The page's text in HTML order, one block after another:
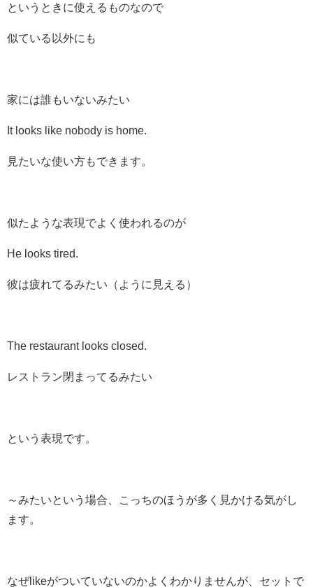
というときに使えるものなので
似ている以外にも
家には誰もいないみたい
It looks like nobody is home.
見たいな使い方もできます。
似たような表現でよく使われるのが
He looks tired.
彼は疲れてるみたい（ように見える）
The restaurant looks closed.
レストラン閉まってるみたい
という表現です。
～みたいという場合、こっちのほうが多く見かける気がし
ます。
なぜlikeがついていないのかよくわかりませんが、セットで